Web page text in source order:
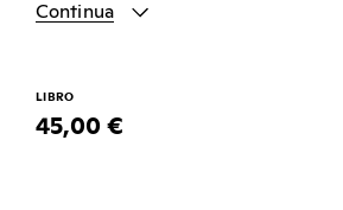
Continua
LIBRO
45,00 €